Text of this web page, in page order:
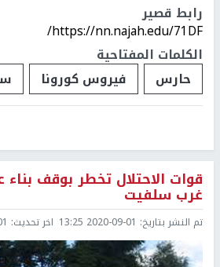
رابط قصير
https://nn.najah.edu/71DF/
الكلمات المفتاحية
حارس
فيروس كورونا
قوات الاحتلال تخطر بوقف
غرب سلفيت
تم النشر بتاريخ: 2020-09-01 13:25 اخر تحديث: